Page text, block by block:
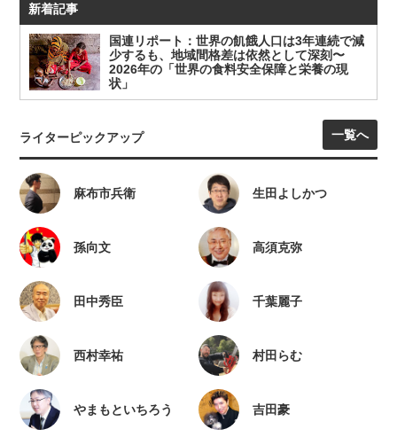
新着記事
国連リポート：世界の飢餓人口は3年連続で減
少するも、地域間格差は依然として深刻〜
2026年の「世界の食料安全保障と栄養の現
状」
ライターピックアップ 一覧へ
麻布市兵衛 生田よしかつ
孫向文 高須克弥
田中秀臣 千葉麗子
西村幸祐 村田らむ
やまもといちろう 吉田豪